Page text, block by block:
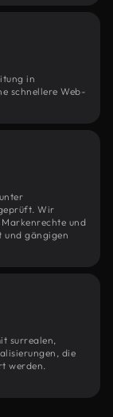
in
schnellere Web-
Wir
und
und gängigen
surrealen,
die
werden.